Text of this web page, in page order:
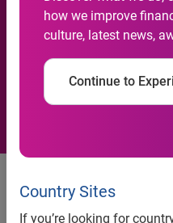
how we improve
culture, latest news,
Continue to
Country Sites
If you’re looking for
agli studenti
dell’84%
Sono 40
interessati. C’è